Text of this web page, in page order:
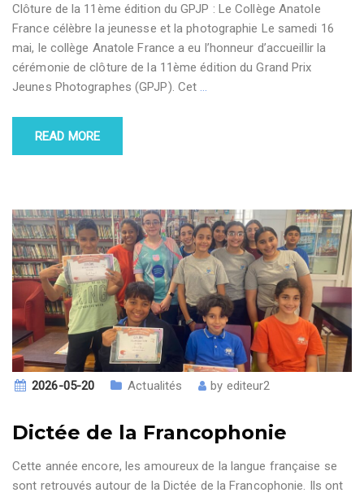
Clôture de la 11ème édition du GPJP : Le Collège Anatole
France célèbre la jeunesse et la photographie Le samedi 16
mai, le collège Anatole France a eu l’honneur d’accueillir la
cérémonie de clôture de la 11ème édition du Grand Prix
Jeunes Photographes (GPJP). Cet …
READ MORE
2026-05-20 Actualités by editeur2
Dictée de la Francophonie
Cette année encore, les amoureux de la langue française se
sont retrouvés autour de la Dictée de la Francophonie. Ils ont